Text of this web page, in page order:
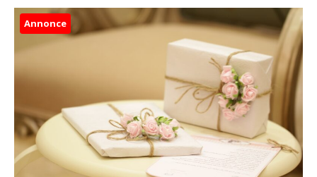
Annonce